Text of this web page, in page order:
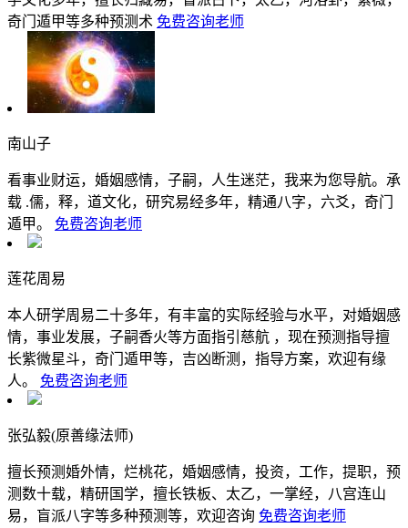
奇门遁甲等多种预测术 免费咨询老师
南山子
看事业财运，婚姻感情，子嗣，人生迷茫，我来为您导航。承
载 .儒，释，道文化，研究易经多年，精通八字，六爻，奇门
遁甲。
免费咨询老师
莲花周易
本人研学周易二十多年，有丰富的实际经验与水平，对婚姻感
情，事业发展，子嗣香火等方面指引慈航 ，现在预测指导擅
长紫微星斗，奇门遁甲等，吉凶断测，指导方案，欢迎有缘
人。
免费咨询老师
张弘毅(原善缘法师)
擅长预测婚外情，烂桃花，婚姻感情，投资，工作，提职，预
测数十载，精研国学，擅长铁板、太乙，一掌经，八宫连山
易，盲派八字等多种预测等，欢迎咨询 免费咨询老师